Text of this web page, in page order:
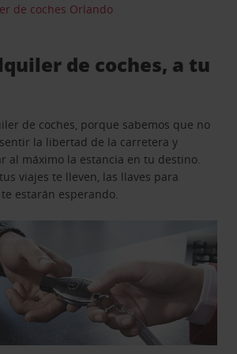
de coches Orlando
de coches, a tu
de coches, porque sabemos que no
la libertad de la carretera y
al máximo la estancia en tu destino.
viajes te lleven, las llaves para
estarán esperando.